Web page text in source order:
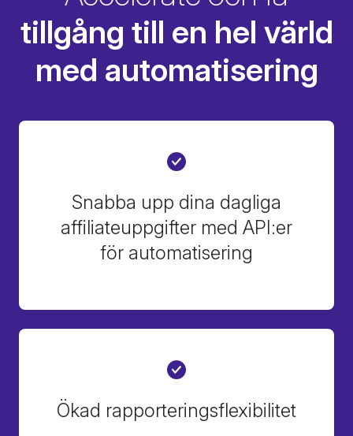
tillgång till en hel värld
med automatisering
Snabba upp dina dagliga
affiliateuppgifter med API:er
för automatisering
Ökad rapporteringsflexibilitet